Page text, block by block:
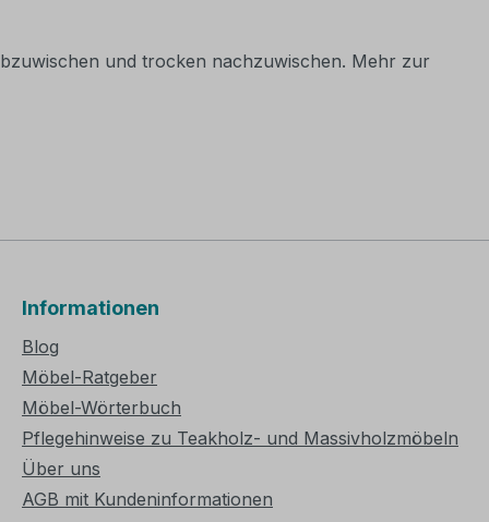
und trocken nachzuwischen. Mehr zur
Informationen
Blog
Möbel-Ratgeber
Möbel-Wörterbuch
Pflegehinweise zu Teakholz- und Massivholzmöbeln
Über uns
AGB mit Kundeninformationen